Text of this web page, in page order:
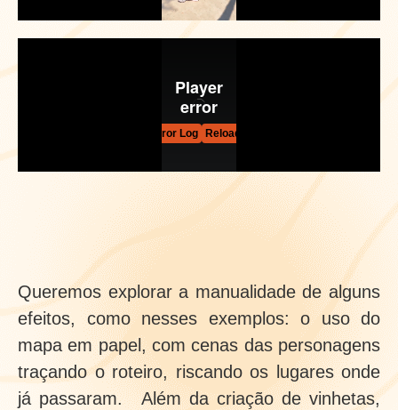
Queremos explorar a manualidade de alguns
efeitos, como nesses exemplos: o uso do
mapa em papel, com cenas das personagens
traçando o roteiro, riscando os lugares onde
já passaram. Além da criação de vinhetas,